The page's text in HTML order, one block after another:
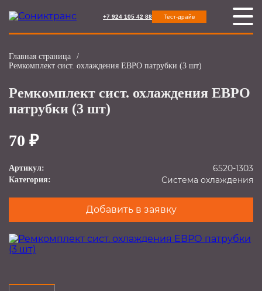
+7 924 105 42 88 Тест-драйв
Главная страница
/
Ремкомплект сист. охлаждения ЕВРО патрубки (3 шт)
Ремкомплект сист. охлаждения ЕВРО
патрубки (3 шт)
70 ₽
Артикул: 6520-1303
Категория: Система охлаждения
Добавить в заявку